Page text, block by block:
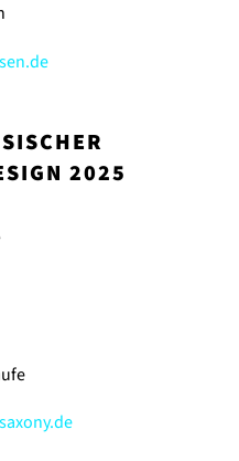
2025